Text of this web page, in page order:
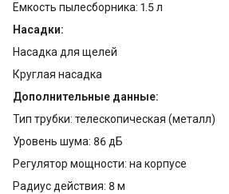
Емкость пылесборника: 1.5 л
Насадки:
Насадка для щелей
Круглая насадка
Дополнительные данные:
Тип трубки: телескопическая (металл)
Уровень шума: 86 дБ
Регулятор мощности: на корпусе
Радиус действия: 8 м